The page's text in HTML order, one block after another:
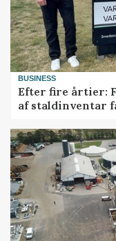
BUSINESS
Efter fire årtier:
af staldinventar